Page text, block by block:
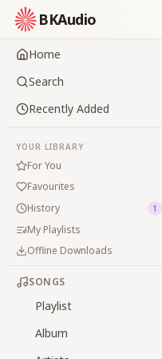
BKAudio
Home
Search
Recently Added
YOUR LIBRARY
For You
Favourites
History
1
My Playlists
Offline Downloads
SONGS
Playlist
Album